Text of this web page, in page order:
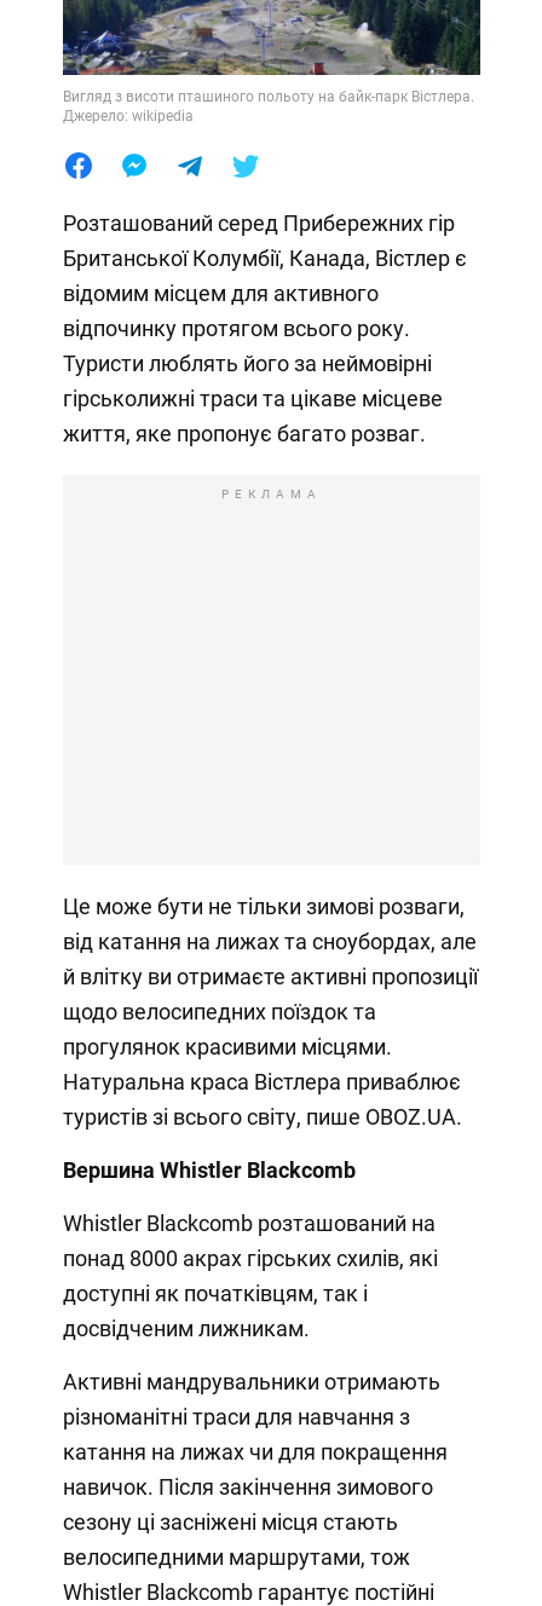
Вигляд з висоти пташиного польоту на байк-парк Вістлера.
Джерело: wikipedia
Розташований серед Прибережних гір
Британської Колумбії, Канада, Вістлер є
відомим місцем для активного
відпочинку протягом всього року.
Туристи люблять його за неймовірні
гірськолижні траси та цікаве місцеве
життя, яке пропонує багато розваг.
РЕКЛАМА
Це може бути не тільки зимові розваги,
від катання на лижах та сноубордах, але
й влітку ви отримаєте активні пропозиції
щодо велосипедних поїздок та
прогулянок красивими місцями.
Натуральна краса Вістлера приваблює
туристів зі всього світу, пише OBOZ.UA.
Вершина Whistler Blackcomb
Whistler Blackcomb розташований на
понад 8000 акрах гірських схилів, які
доступні як початківцям, так і
досвідченим лижникам.
Активні мандрувальники отримають
різноманітні траси для навчання з
катання на лижах чи для покращення
навичок. Після закінчення зимового
сезону ці засніжені місця стають
велосипедними маршрутами, тож
Whistler Blackcomb гарантує постійні